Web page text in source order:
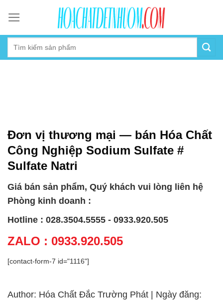
content
Đơn vị thương mại — bán Hóa Chất
Công Nghiệp Sodium Sulfate #
Sulfate Natri
Giá bán sản phẩm, Quý khách vui lòng liên hệ
Phòng kinh doanh :
Hotline : 028.3504.5555 - 0933.920.505
ZALO : 0933.920.505
[contact-form-7 id="1116"]
Author: Hóa Chất Đắc Trường Phát | Ngày đăng: